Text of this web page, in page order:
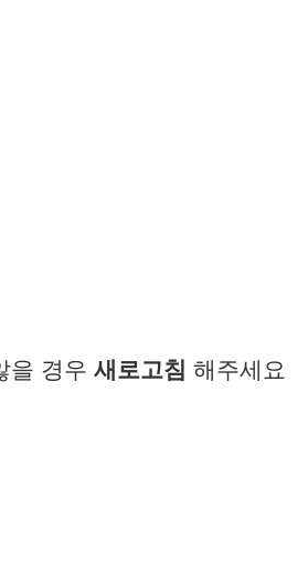
을 경우 새로고침 해주세요